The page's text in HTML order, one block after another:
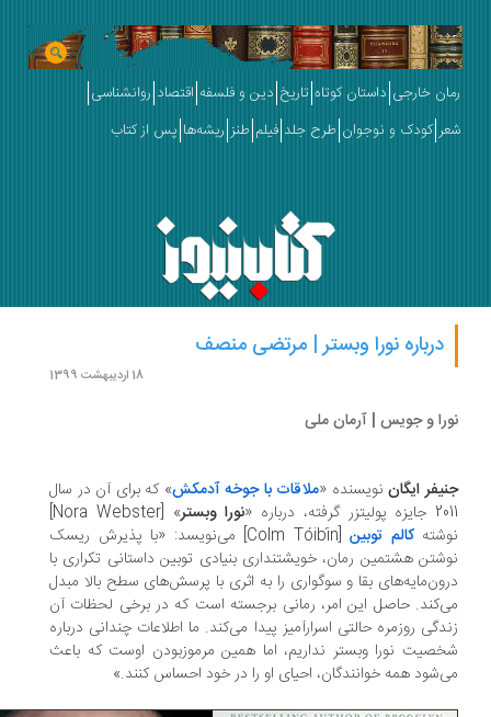
خارجی داستان کوتاه تاریخ دین و فلسفه اقتصاد روانشناسی
کودک و نوجوان طرح جلد فیلم طنز ریشه‌ها پس از کتاب
درباره نورا وبستر | مرتضی منصف
و جویس | آرمان ملی
ایگاننویسنده «ملاقات با جوخه آدمکش» که برای آن در سال
نورا وبستر
کالم توبین
[Colm Tóibín] می‌نویسد: «با پذیرش ریسک
هشتمین رمان، خویشتنداری بنیادی توبین داستانی تکراری با
بقا و سوگواری را به اثری با پرسش‌های سطح بالا مبدل
حاصل این امر، رمانی برجسته است که در برخی لحظات آن
روزمره حالتی اسرارآمیز پیدا می‌کند. ما اطلاعات چندانی درباره
نورا وبستر نداریم، اما همین مرموزبودن اوست که باعث
همه خوانندگان، احیای او را در خود احساس کنند.»